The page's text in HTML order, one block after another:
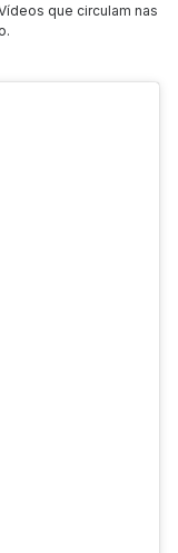
que circulam nas